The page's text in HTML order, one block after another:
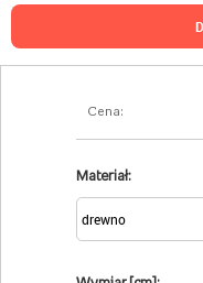
Cena:
Materiał: